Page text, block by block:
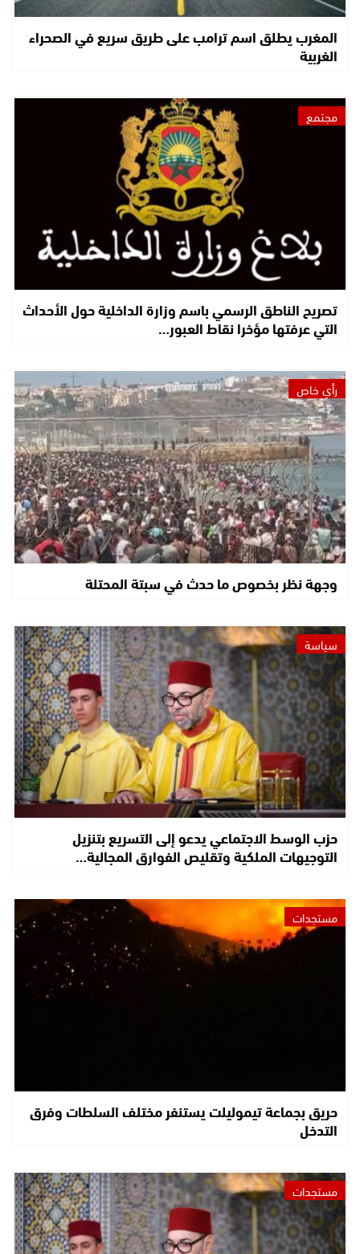
المغرب يطلق اسم ترامب على طريق سريع في الصحراء
الغربية
مجتمع
تصريح الناطق الرسمي باسم وزارة الداخلية حول الأحداث
التي عرفتها مؤخرا نقاط العبور…
رأي خاص
وجهة نظر بخصوص ما حدث في سبتة المحتلة
سياسة
حزب الوسط الاجتماعي يدعو إلى التسريع بتنزيل
التوجيهات الملكية وتقليص الفوارق المجالية…
مستجدات
حريق بجماعة تيموليلت يستنفر مختلف السلطات وفرق
التدخل
مستجدات